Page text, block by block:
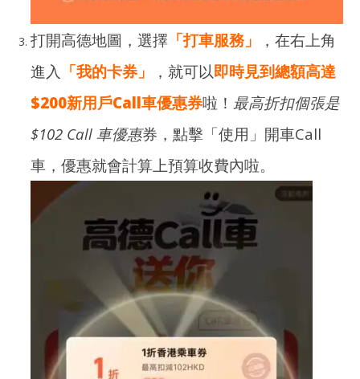
打開高德地圖，選擇 「打車服務」
，在右上角
進入 「我的卡券」 ，就可以即時見到總額高達
$200新用戶Call車優惠券啦！ 最高折扣個張是
$102 Call 車優惠券，點擊「使用」開車Call
車，優惠就會計算上預算收費內啦。